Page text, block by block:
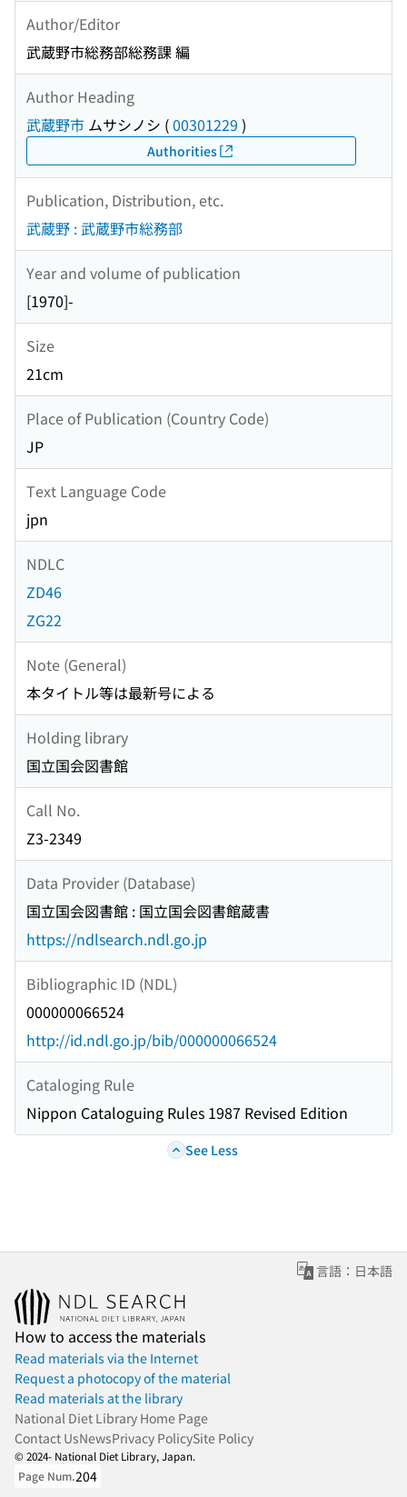
Author/Editor
武蔵野市総務部総務課 編
Author Heading
武蔵野市 ムサシノシ (00301229 )
Authorities
Publication, Distribution, etc.
武蔵野 : 武蔵野市総務部
Year and volume of publication
[1970]-
Size
21cm
Place of Publication (Country Code)
JP
Text Language Code
jpn
NDLC
ZD46
ZG22
Note (General)
本タイトル等は最新号による
Holding library
国立国会図書館
Call No.
Z3-2349
Data Provider (Database)
国立国会図書館 : 国立国会図書館蔵書
https://ndlsearch.ndl.go.jp
Bibliographic ID (NDL)
000000066524
http://id.ndl.go.jp/bib/000000066524
Cataloging Rule
Nippon Cataloguing Rules 1987 Revised Edition
See Less
言語：日本語
How to access the materials
Read materials via the Internet
Request a photocopy of the material
Read materials at the library
National Diet Library Home Page
Contact UsNewsPrivacy PolicySite Policy
© 2024- National Diet Library, Japan.
Page Num.204